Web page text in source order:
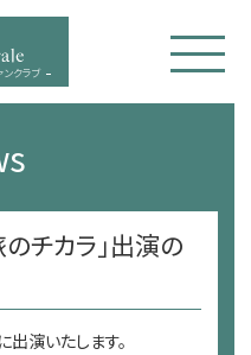
ンクラブ
チカラ」出演の
出演いたします。